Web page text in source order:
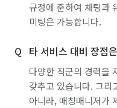
규정에 준하여 채팅과
미팅은 가능합니다.
타 서비스 대비 장점
다양한 직군의 경력을
갖추고 있습니다. 그리
아니라, 매칭매니저가